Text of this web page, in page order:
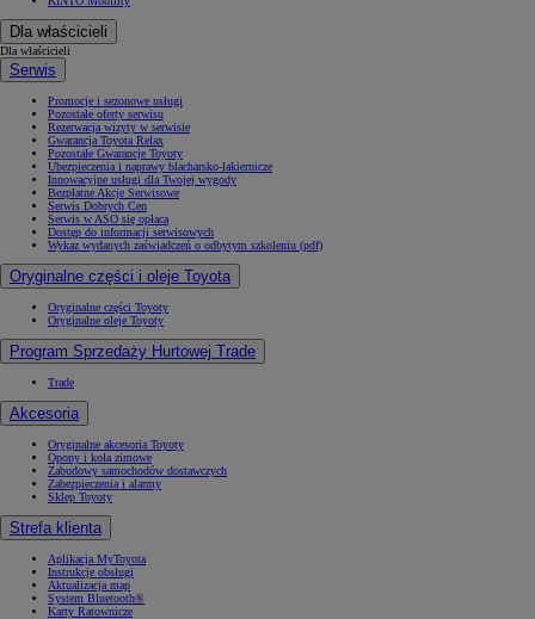
Dla właścicieli
Dla właścicieli
Serwis
Promocje i sezonowe usługi
Pozostałe oferty serwisu
Rezerwacja wizyty w serwisie
Gwarancja Toyota Relax
Pozostałe Gwarancje Toyoty
Ubezpieczenia i naprawy blacharsko-lakiernicze
Innowacyjne usługi dla Twojej wygody
Bezpłatne Akcje Serwisowe
Serwis Dobrych Cen
Serwis w ASO się opłaca
Dostęp do informacji serwisowych
Wykaz wydanych zaświadczeń o odbytym szkoleniu (pdf)
Oryginalne części i oleje Toyota
Oryginalne części Toyoty
Oryginalne oleje Toyoty
Program Sprzedaży Hurtowej Trade
Trade
Akcesoria
Oryginalne akcesoria Toyoty
Opony i koła zimowe
Zabudowy samochodów dostawczych
Zabezpieczenia i alarmy
Sklep Toyoty
Strefa klienta
Aplikacja MyToyota
Instrukcje obsługi
Aktualizacja map
System Bluetooth®
Karty Ratownicze